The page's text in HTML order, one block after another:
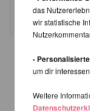
WIR
das
wir statistische
-
um dir
Weitere